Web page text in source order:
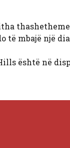
të mbajë një
është në